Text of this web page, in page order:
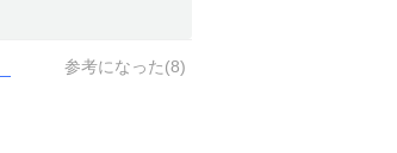
参考になった(8)